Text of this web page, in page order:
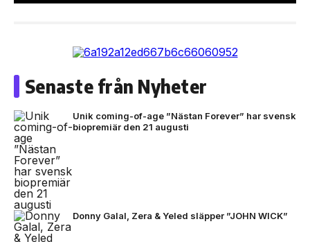
Senaste från Nyheter
Unik coming-of-age ”Nästan Forever” har svensk
biopremiär den 21 augusti
Donny Galal, Zera & Yeled släpper ”JOHN WICK”